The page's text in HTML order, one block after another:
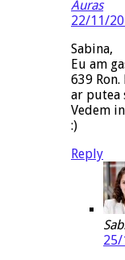
Auras
22/11/
Sabina,
Eu am
639
ar putea
Vedem
:)
Reply
25/